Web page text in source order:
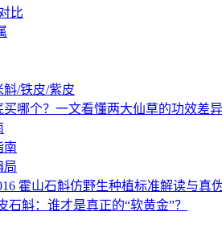
比
/铁皮/紫皮
哪个？一文看懂两大仙草的功效差
南
局
霍山石斛仿野生种植标准解读与真
石斛：谁才是真正的“软黄金”？